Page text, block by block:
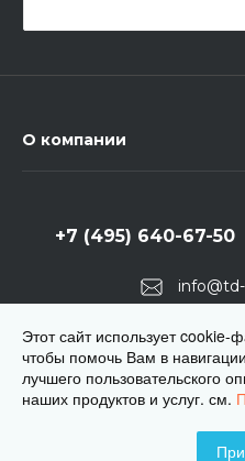
О компании
+7 (495) 640-67-50
г. Москва, 1-й
© 2026 ЦКБ
Этот сайт использует cookie-
чтобы помочь Вам в
лучшего пользовательского
наших продуктов и услуг. см.